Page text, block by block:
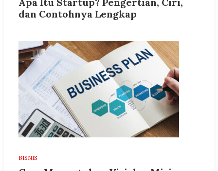
dan Contohnya Lengkap
BISNIS